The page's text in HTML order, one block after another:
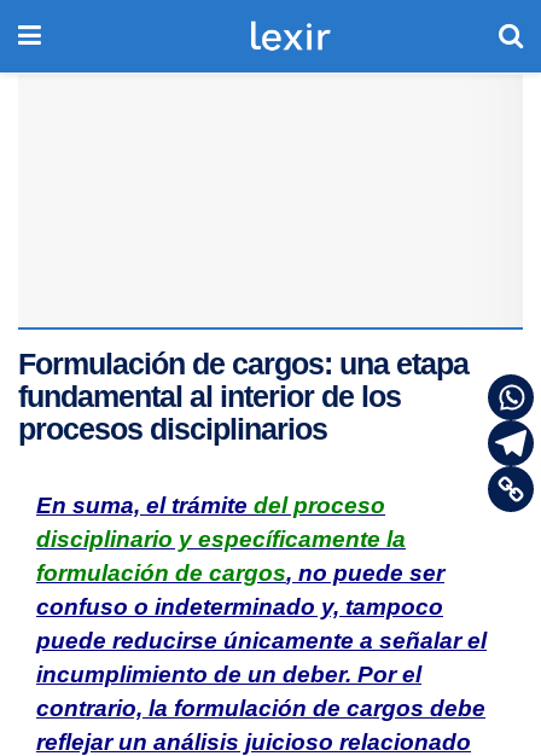
Formulación de cargos: una etapa
fundamental al interior de los
procesos disciplinarios
En suma, el trámite del proceso
disciplinario y específicamente la
formulación de cargos, no puede ser
confuso o indeterminado y, tampoco
puede reducirse únicamente a señalar el
incumplimiento de un deber. Por el
contrario, la formulación de cargos debe
reflejar un análisis juicioso relacionado